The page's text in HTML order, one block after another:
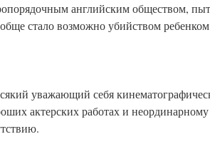
английским обществом,
стало возможно убийством
уважающий себя
актерских работах и